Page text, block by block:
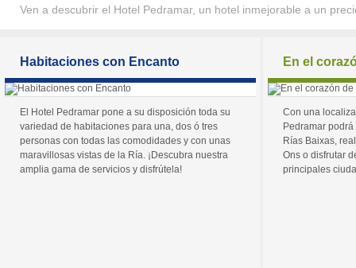
Ven a descubrir el Hotel Pedramar, un hotel inmejorable a un
Habitaciones con Encanto
El Hotel Pedramar pone a su disposición toda su
variedad de habitaciones para una, dos ó tres
personas con todas las comodidades y con unas
maravillosas vistas de la Ría. ¡Descubra nuestra
amplia gama de servicios y disfrútela!
En el
Con una
Pedramar
Rías Baixas,
Ons o disfrutar
principales